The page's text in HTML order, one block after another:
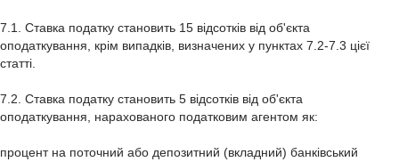
7.1. Ставка податку становить 15 відсотків від об'єкта
оподаткування, крім випадків, визначених у пунктах 7.2-7.3 цієї
статті.
7.2. Ставка податку становить 5 відсотків від об'єкта
оподаткування, нарахованого податковим агентом як:
процент на поточний або депозитний (вкладний) банківський